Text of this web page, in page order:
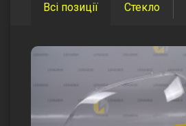
Всі позиції Стекло